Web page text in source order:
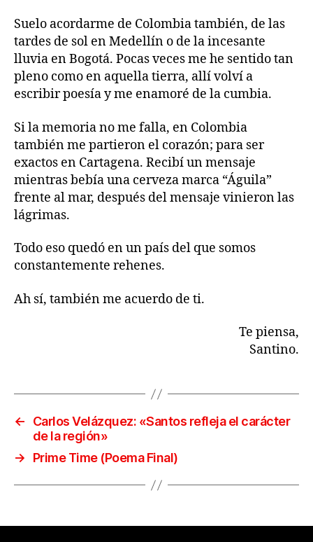
Suelo acordarme de Colombia también, de las
tardes de sol en Medellín o de la incesante
lluvia en Bogotá. Pocas veces me he sentido tan
pleno como en aquella tierra, allí volví a
escribir poesía y me enamoré de la cumbia.
Si la memoria no me falla, en Colombia
también me partieron el corazón; para ser
exactos en Cartagena. Recibí un mensaje
mientras bebía una cerveza marca “Águila”
frente al mar, después del mensaje vinieron las
lágrimas.
Todo eso quedó en un país del que somos
constantemente rehenes.
Ah sí, también me acuerdo de ti.
Te piensa,
Santino.
←
Carlos Velázquez: «Santos refleja el carácter
de la región»
→
Prime Time (Poema Final)